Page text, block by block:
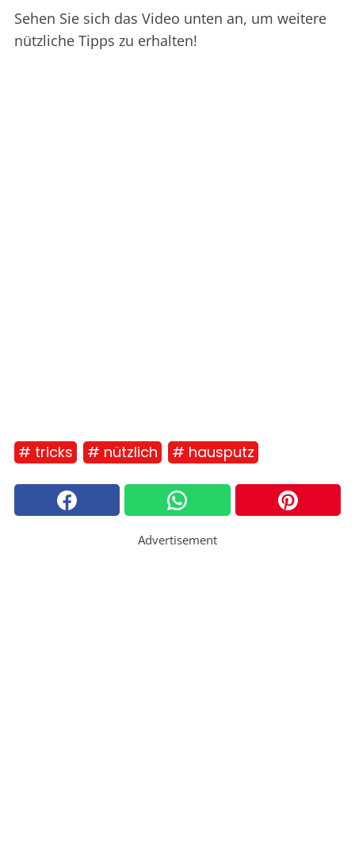
Sehen Sie sich das Video unten an, um weitere
nützliche Tipps zu erhalten!
# tricks # nützlich # hausputz
Advertisement